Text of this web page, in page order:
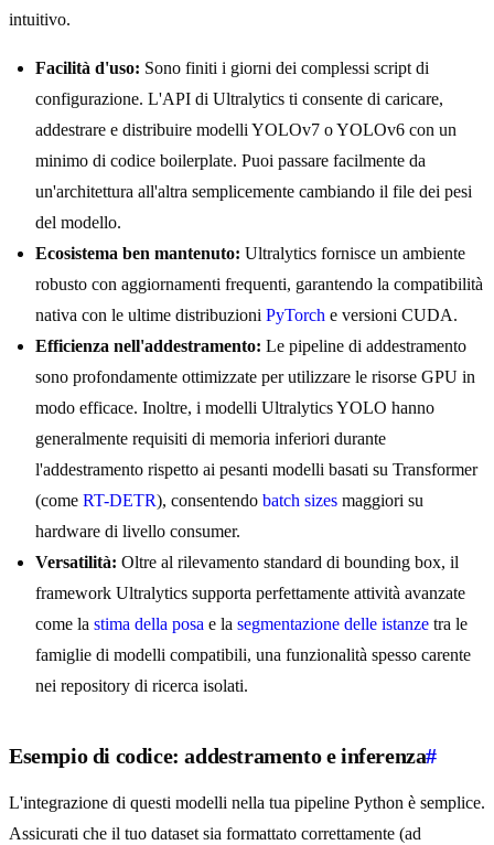
intuitivo.
Facilità d'uso: Sono finiti i giorni dei complessi script di
configurazione. L'API di Ultralytics ti consente di caricare,
addestrare e distribuire modelli YOLOv7 o YOLOv6 con un
minimo di codice boilerplate. Puoi passare facilmente da
un'architettura all'altra semplicemente cambiando il file dei pesi
del modello.
Ecosistema ben mantenuto: Ultralytics fornisce un ambiente
robusto con aggiornamenti frequenti, garantendo la compatibilità
nativa con le ultime distribuzioni PyTorch e versioni CUDA.
Efficienza nell'addestramento: Le pipeline di addestramento
sono profondamente ottimizzate per utilizzare le risorse GPU in
modo efficace. Inoltre, i modelli Ultralytics YOLO hanno
generalmente requisiti di memoria inferiori durante
l'addestramento rispetto ai pesanti modelli basati su Transformer
(come RT-DETR), consentendo batch sizes maggiori su
hardware di livello consumer.
Versatilità: Oltre al rilevamento standard di bounding box, il
framework Ultralytics supporta perfettamente attività avanzate
come la stima della posa e la segmentazione delle istanze tra le
famiglie di modelli compatibili, una funzionalità spesso carente
nei repository di ricerca isolati.
Esempio di codice: addestramento e inferenza#
L'integrazione di questi modelli nella tua pipeline Python è semplice.
Assicurati che il tuo dataset sia formattato correttamente (ad